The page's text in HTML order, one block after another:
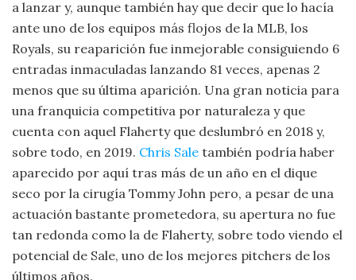
a lanzar y, aunque también hay que decir que lo hacía
ante uno de los equipos más flojos de la MLB, los
Royals, su reaparición fue inmejorable consiguiendo 6
entradas inmaculadas lanzando 81 veces, apenas 2
menos que su última aparición. Una gran noticia para
una franquicia competitiva por naturaleza y que
cuenta con aquel Flaherty que deslumbró en 2018 y,
sobre todo, en 2019. Chris Sale también podría haber
aparecido por aquí tras más de un año en el dique
seco por la cirugía Tommy John pero, a pesar de una
actuación bastante prometedora, su apertura no fue
tan redonda como la de Flaherty, sobre todo viendo el
potencial de Sale, uno de los mejores pitchers de los
últimos años.